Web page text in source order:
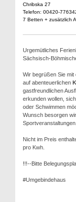
Chribska 27
Telefon: 00420-
7 Betten + zusätzlich
Urgemütliches
Sächsisch-
Wir begrüßen Sie mit
auf abenteuerlichen
gastfreundlichen
erkunden wollen,
oder Schwimmen
Wunsch besorgen
Nicht im Preis
pro Kwh.
!!!--Bitte
#Umgebindehaus